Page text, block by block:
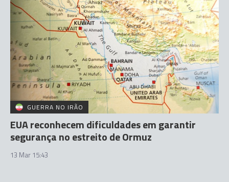
GUERRA NO IRÃO
EUA reconhecem dificuldades em garantir
segurança no estreito de Ormuz
13 Mar 15:43